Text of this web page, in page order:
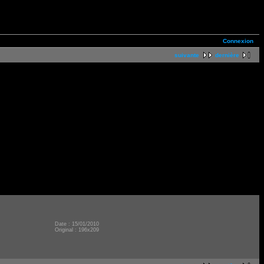
Connexion
suivante dernière
Date : 15/01/2010
Original : 196x209